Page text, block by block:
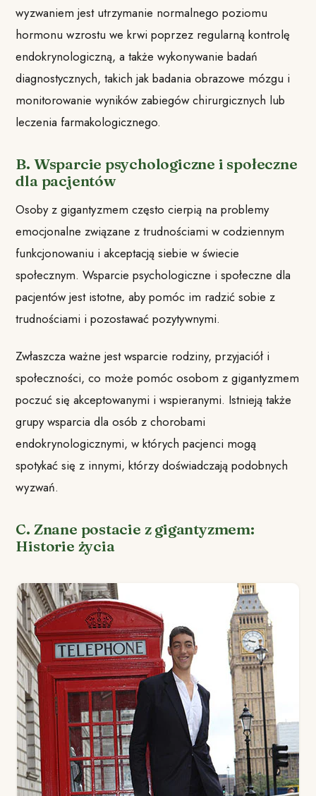
wyzwaniem jest utrzymanie normalnego poziomu
hormonu wzrostu we krwi poprzez regularną kontrolę
endokrynologiczną, a także wykonywanie badań
diagnostycznych, takich jak badania obrazowe mózgu i
monitorowanie wyników zabiegów chirurgicznych lub
leczenia farmakologicznego.
B. Wsparcie psychologiczne i społeczne
dla pacjentów
Osoby z gigantyzmem często cierpią na problemy
emocjonalne związane z trudnościami w codziennym
funkcjonowaniu i akceptacją siebie w świecie
społecznym. Wsparcie psychologiczne i społeczne dla
pacjentów jest istotne, aby pomóc im radzić sobie z
trudnościami i pozostawać pozytywnymi.
Zwłaszcza ważne jest wsparcie rodziny, przyjaciół i
społeczności, co może pomóc osobom z gigantyzmem
poczuć się akceptowanymi i wspieranymi. Istnieją także
grupy wsparcia dla osób z chorobami
endokrynologicznymi, w których pacjenci mogą
spotykać się z innymi, którzy doświadczają podobnych
wyzwań.
C. Znane postacie z gigantyzmem:
Historie życia